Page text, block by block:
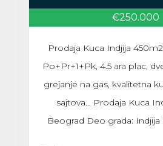
€250.000
Prodaja Kuca Indjija
Po+Pr+1+Pk, 4.5 ara plac,
grejanje na gas, kvalitetna
sajtova… Prodaja Kuca
Beograd Deo grada: Indjija